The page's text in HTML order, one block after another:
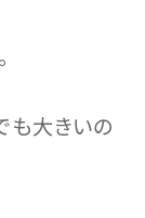
も大きいの